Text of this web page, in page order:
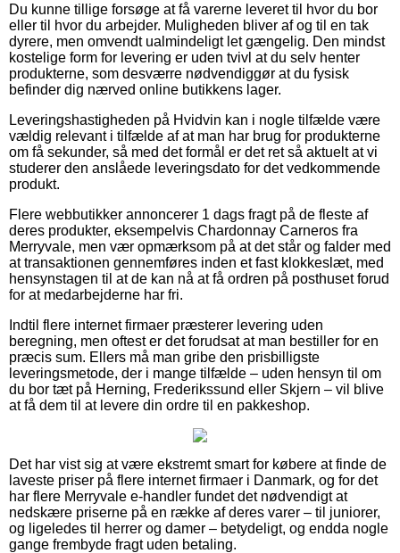
Du kunne tillige forsøge at få varerne leveret til hvor du bor
eller til hvor du arbejder. Muligheden bliver af og til en tak
dyrere, men omvendt ualmindeligt let gængelig. Den mindst
kostelige form for levering er uden tvivl at du selv henter
produkterne, som desværre nødvendiggør at du fysisk
befinder dig nærved online butikkens lager.
Leveringshastigheden på Hvidvin kan i nogle tilfælde være
vældig relevant i tilfælde af at man har brug for produkterne
om få sekunder, så med det formål er det ret så aktuelt at vi
studerer den anslåede leveringsdato for det vedkommende
produkt.
Flere webbutikker annoncerer 1 dags fragt på de fleste af
deres produkter, eksempelvis Chardonnay Carneros fra
Merryvale, men vær opmærksom på at det står og falder med
at transaktionen gennemføres inden et fast klokkeslæt, med
hensynstagen til at de kan nå at få ordren på posthuset forud
for at medarbejderne har fri.
Indtil flere internet firmaer præsterer levering uden
beregning, men oftest er det forudsat at man bestiller for en
præcis sum. Ellers må man gribe den prisbilligste
leveringsmetode, der i mange tilfælde – uden hensyn til om
du bor tæt på Herning, Frederikssund eller Skjern – vil blive
at få dem til at levere din ordre til en pakkeshop.
Det har vist sig at være ekstremt smart for købere at finde de
laveste priser på flere internet firmaer i Danmark, og for det
har flere Merryvale e-handler fundet det nødvendigt at
nedskære priserne på en række af deres varer – til juniorer,
og ligeledes til herrer og damer – betydeligt, og endda nogle
gange frembyde fragt uden betaling.